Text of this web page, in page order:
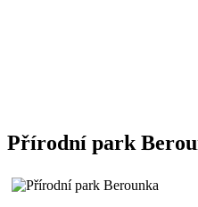
Přírodní park